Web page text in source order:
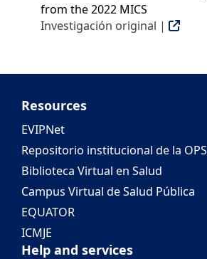
from the 2022 MICS
Investigación original |
Resources
EVIPNet
Repositorio institucional de la OPS
Biblioteca Virtual en Salud
Campus Virtual de Salud Pública
EQUATOR
ICMJE
Help and services